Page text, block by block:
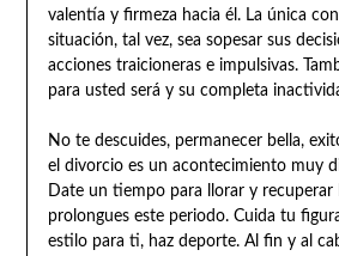
valentía y firmeza hacia él. La única
situación, tal vez, sea sopesar sus
acciones traicioneras e impulsivas.
para usted será y su completa
No te descuides, permanecer bella,
el divorcio es un acontecimiento muy
Date un tiempo para llorar y
prolongues este periodo. Cuida tu
estilo para ti, haz deporte. Al fin y al